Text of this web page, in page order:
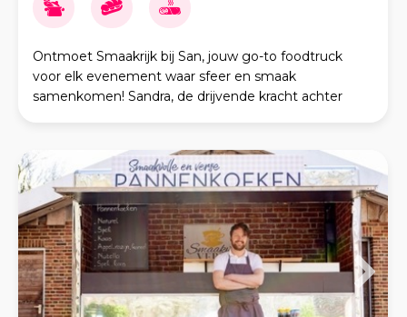
Ontmoet Smaakrijk bij San, jouw go-to foodtruck
voor elk evenement waar sfeer en smaak
samenkomen! Sandra, de drijvende kracht achter